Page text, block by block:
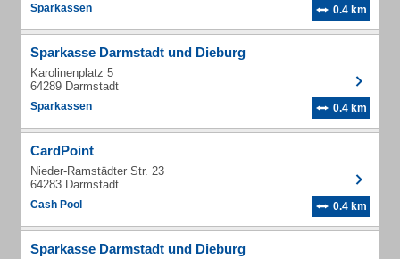
Sparkassen 0.4 km
Sparkasse Darmstadt und Dieburg
Karolinenplatz 5
64289 Darmstadt
Sparkassen 0.4 km
CardPoint
Nieder-Ramstädter Str. 23
64283 Darmstadt
Cash Pool 0.4 km
Sparkasse Darmstadt und Dieburg